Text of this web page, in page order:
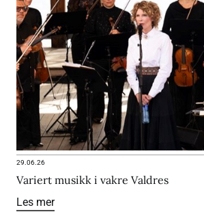
29.06.26
Variert musikk i vakre Valdres
Les mer